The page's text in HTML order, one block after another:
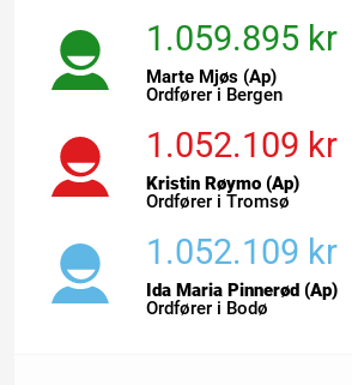
1.059.895 kr
Marte Mjøs (Ap)
Ordfører i Bergen
1.052.109 kr
Kristin Røymo (Ap)
Ordfører i Tromsø
1.052.109 kr
Ida Maria Pinnerød (Ap)
Ordfører i Bodø